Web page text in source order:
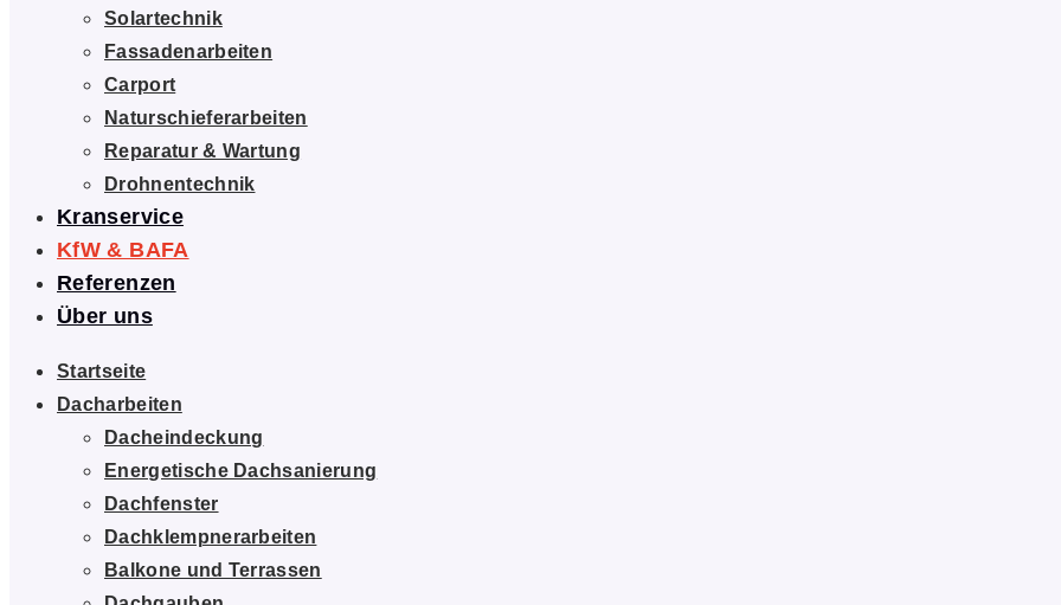
Solartechnik
Fassadenarbeiten
Carport
Naturschieferarbeiten
Reparatur & Wartung
Drohnentechnik
Kranservice
KfW & BAFA
Referenzen
Über uns
Startseite
Dacharbeiten
Dacheindeckung
Energetische Dachsanierung
Dachfenster
Dachklempnerarbeiten
Balkone und Terrassen